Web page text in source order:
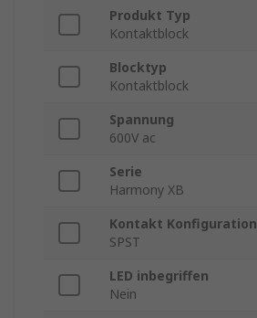
Produkt Typ
Kontaktblock
Blocktyp
Kontaktblock
Spannung
600V ac
Serie
Harmony XB
Kontakt Konfiguration
SPST
LED inbegriffen
Nein